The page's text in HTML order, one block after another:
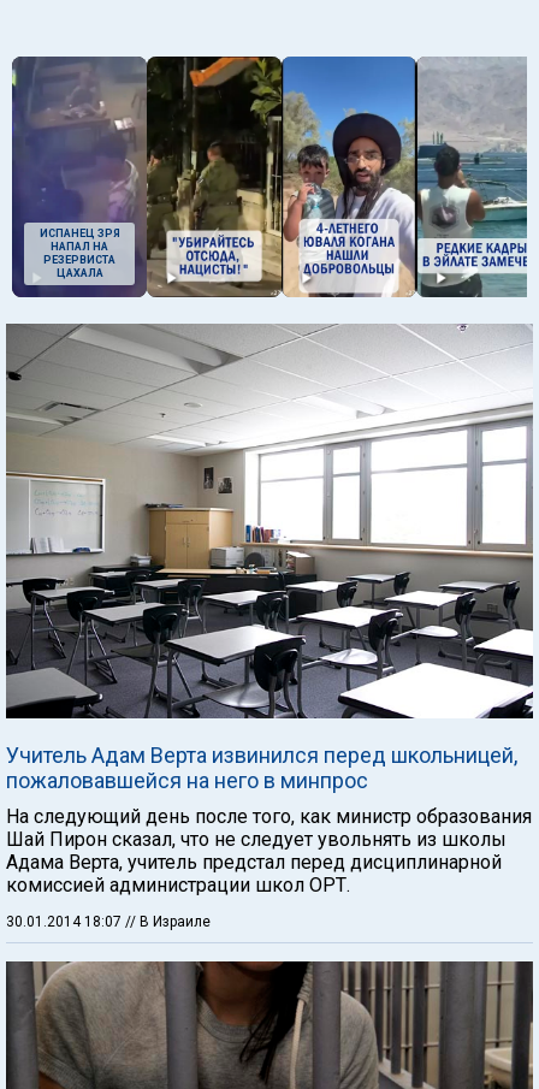
ИСПАНЕЦ ЗРЯ
НАПАЛ НА
РЕЗЕРВИСТА
ЦАХАЛА
Учитель Адам Верта извинился перед школьницей,
пожаловавшейся на него в минпрос
На следующий день после того, как министр образования
Шай Пирон сказал, что не следует увольнять из школы
Адама Верта, учитель предстал перед дисциплинарной
комиссией администрации школ ОРТ.
30.01.2014 18:07 // В Израиле